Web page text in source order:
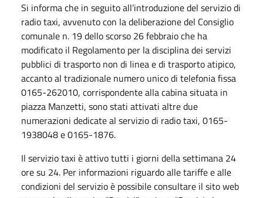
Si informa che in seguito all’introduzione del servizio di
radio taxi, avvenuto con la deliberazione del Consiglio
comunale n. 19 dello scorso 26 febbraio che ha
modificato il Regolamento per la disciplina dei servizi
pubblici di trasporto non di linea e di trasporto atipico,
accanto al tradizionale numero unico di telefonia fissa
0165-262010, corrispondente alla cabina situata in
piazza Manzetti, sono stati attivati altre due
numerazioni dedicate al servizio di radio taxi, 0165-
1938048 e 0165-1876.
Il servizio taxi è attivo tutti i giorni della settimana 24
ore su 24. Per informazioni riguardo alle tariffe e alle
condizioni del servizio è possibile consultare il sito web